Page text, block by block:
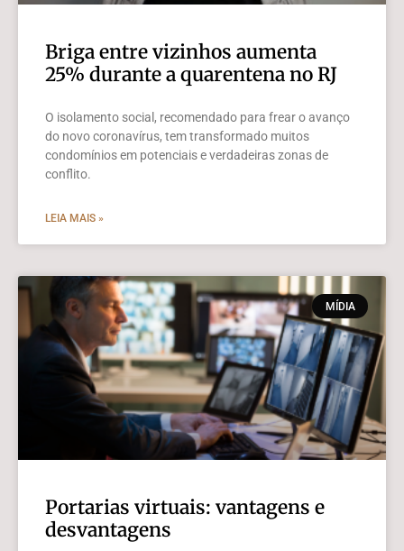
Briga entre vizinhos aumenta
25% durante a quarentena no RJ
O isolamento social, recomendado para frear o avanço
do novo coronavírus, tem transformado muitos
condomínios em potenciais e verdadeiras zonas de
conflito.
LEIA MAIS »
MÍDIA
Portarias virtuais: vantagens e
desvantagens